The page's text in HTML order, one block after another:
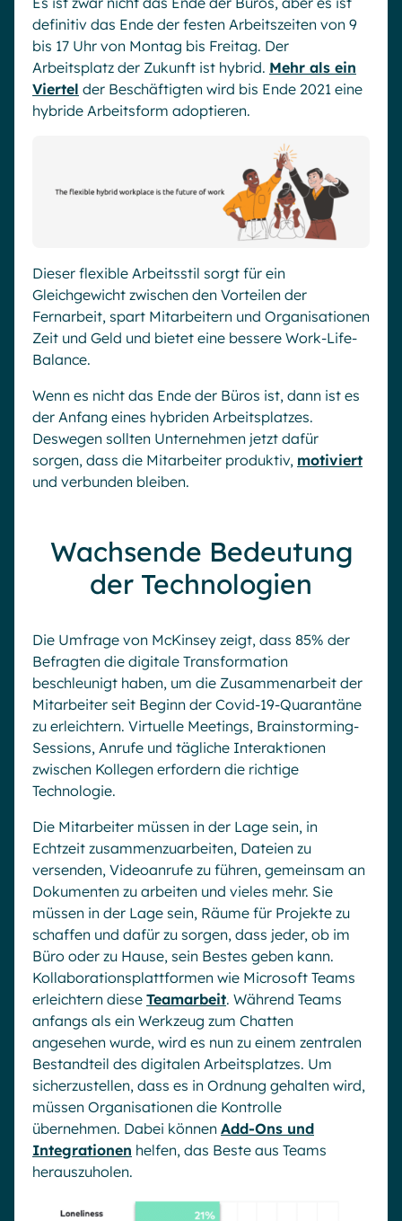
definitiv das Ende der festen Arbeitszeiten von 9
bis 17 Uhr von Montag bis Freitag. Der
Arbeitsplatz der Zukunft ist hybrid. Mehr als ein
Viertel der Beschäftigten wird bis Ende 2021 eine
hybride Arbeitsform adoptieren.
Dieser flexible Arbeitsstil sorgt für ein
Gleichgewicht zwischen den Vorteilen der
Fernarbeit, spart Mitarbeitern und Organisationen
Zeit und Geld und bietet eine bessere Work-Life-
Balance.
Wenn es nicht das Ende der Büros ist, dann ist es
der Anfang eines hybriden Arbeitsplatzes.
Deswegen sollten Unternehmen jetzt dafür
sorgen, dass die Mitarbeiter produktiv, motiviert
und verbunden bleiben.
Wachsende Bedeutung
der Technologien
Die Umfrage von McKinsey zeigt, dass 85% der
Befragten die digitale Transformation
beschleunigt haben, um die Zusammenarbeit der
Mitarbeiter seit Beginn der Covid-19-Quarantäne
zu erleichtern. Virtuelle Meetings, Brainstorming-
Sessions, Anrufe und tägliche Interaktionen
zwischen Kollegen erfordern die richtige
Technologie.
Die Mitarbeiter müssen in der Lage sein, in
Echtzeit zusammenzuarbeiten, Dateien zu
versenden, Videoanrufe zu führen, gemeinsam an
Dokumenten zu arbeiten und vieles mehr. Sie
müssen in der Lage sein, Räume für Projekte zu
schaffen und dafür zu sorgen, dass jeder, ob im
Büro oder zu Hause, sein Bestes geben kann.
Kollaborationsplattformen wie Microsoft Teams
erleichtern diese Teamarbeit. Während Teams
anfangs als ein Werkzeug zum Chatten
angesehen wurde, wird es nun zu einem zentralen
Bestandteil des digitalen Arbeitsplatzes. Um
sicherzustellen, dass es in Ordnung gehalten wird,
müssen Organisationen die Kontrolle
übernehmen. Dabei können Add-Ons und
Integrationen helfen, das Beste aus Teams
herauszuholen.